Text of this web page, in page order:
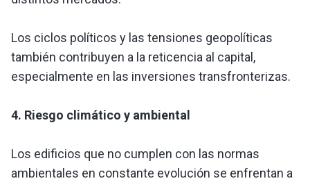
Los ciclos políticos y las tensiones geopolíticas
también contribuyen a la reticencia al capital,
especialmente en las inversiones transfronterizas.
4. Riesgo climático y ambiental
Los edificios que no cumplen con las normas
ambientales en constante evolución se enfrentan a